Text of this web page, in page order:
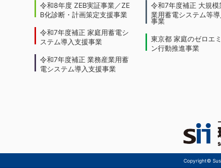
令和8年度 ZEB実証事業／ZE
B化診断・計画策定支援事業
令和7年度補正 家庭用蓄電シ
ステム導入支援事業
令和7年度補正 業務産業用蓄
電システム導入支援事業
令和7年度補正 大規模
業用蓄電システム等
事業
東京都 家庭のゼロエ
ン行動推進事業
Copyright©